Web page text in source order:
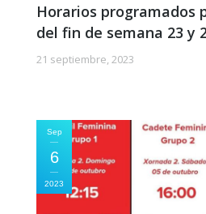
Horarios programados
del fin de semana 23 y
21 septiembre, 2023
Sep
6
2023